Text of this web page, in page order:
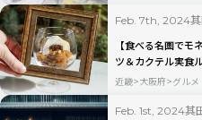
Feb. 7th, 2024
【食べる名画で
ツ＆カクテル実食
近畿 大阪府 グルメ
Feb. 1st, 2024其